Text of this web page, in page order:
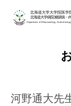
北海道大学大学院医
北海道大学病院 糖尿病・
Department of Rheumatology,
河野通大先